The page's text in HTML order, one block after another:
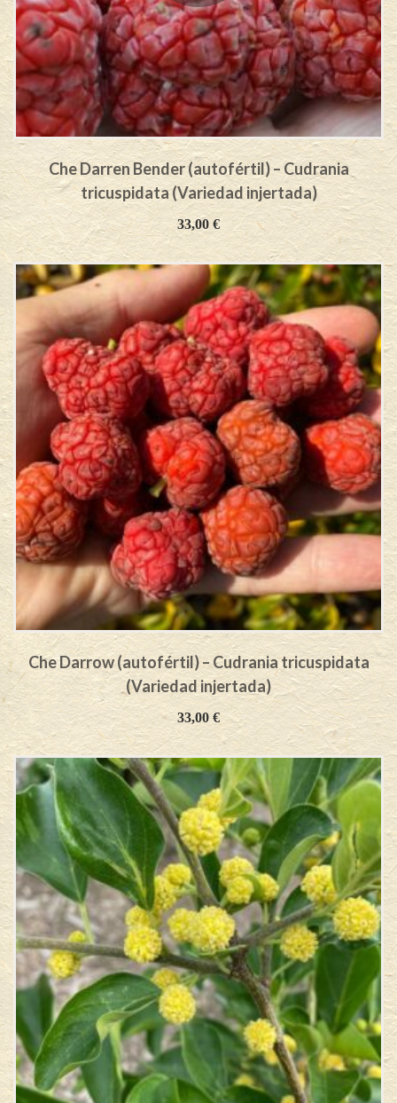
Che Darren Bender (autofértil) – Cudrania
tricuspidata (Variedad injertada)
33,00 €
Che Darrow (autofértil) – Cudrania tricuspidata
(Variedad injertada)
33,00 €